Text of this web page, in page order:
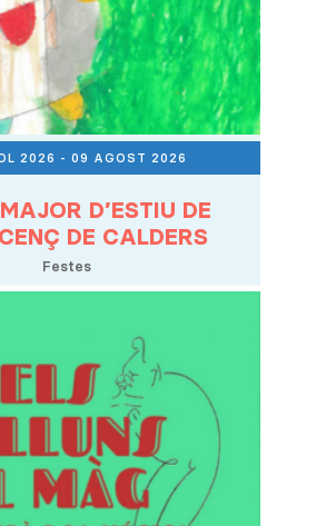
2026 - 09 AGOST 2026
D’ESTIU DE
DE CALDERS
Festes